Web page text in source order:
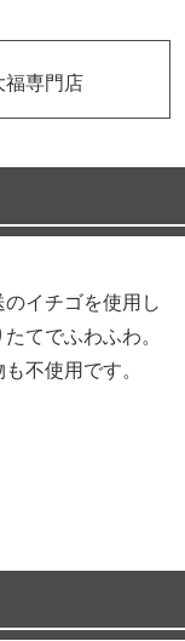
専門店
イチゴを使用し
てでふわふわ。
不使用です。